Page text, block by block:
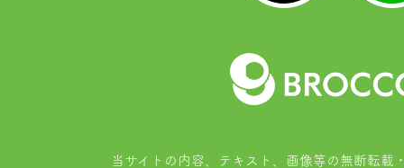
当サイトの内容、テキスト、画像等の無断転載